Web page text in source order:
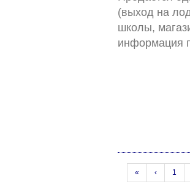
(выход на
школы,
« ‹ 1